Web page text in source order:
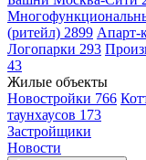
(ритейл) 2899 Апарт-
Логопарки 293
43
Жилые объекты
Новостройки 766
таунхаусов 173
Застройщики
Новости